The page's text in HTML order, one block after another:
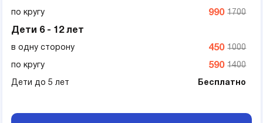
по кругу 1700
990
Дети 6 - 12 лет
в одну сторону 1000
450
по кругу 1400
590
Дети до 5 лет Бесплатно